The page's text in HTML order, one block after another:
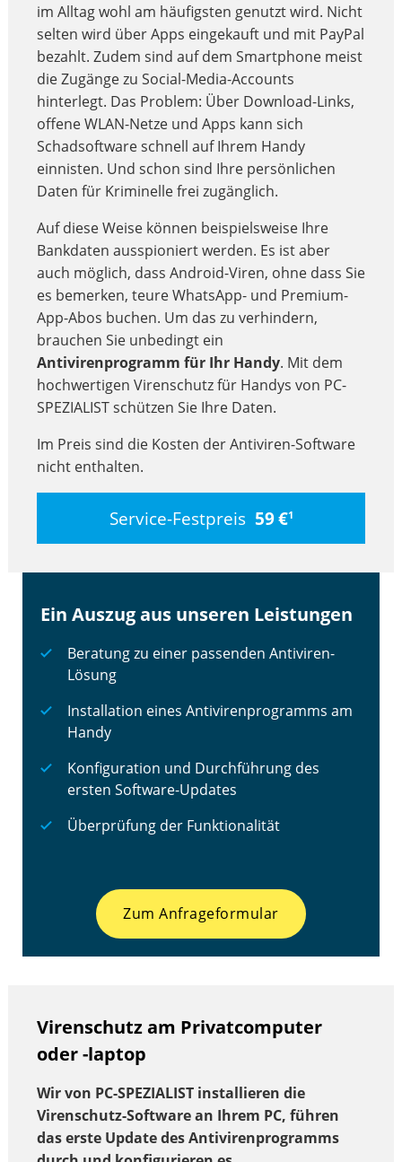
im Alltag wohl am häufigsten genutzt wird. Nicht
selten wird über Apps eingekauft und mit PayPal
bezahlt. Zudem sind auf dem Smartphone meist
die Zugänge zu Social-Media-Accounts
hinterlegt. Das Problem: Über Download-Links,
offene WLAN-Netze und Apps kann sich
Schadsoftware schnell auf Ihrem Handy
einnisten. Und schon sind Ihre persönlichen
Daten für Kriminelle frei zugänglich.
Auf diese Weise können beispielsweise Ihre
Bankdaten ausspioniert werden. Es ist aber
auch möglich, dass Android-Viren, ohne dass Sie
es bemerken, teure WhatsApp- und Premium-
App-Abos buchen. Um das zu verhindern,
brauchen Sie unbedingt ein
Antivirenprogramm für Ihr Handy. Mit dem
hochwertigen Virenschutz für Handys von PC-
SPEZIALIST schützen Sie Ihre Daten.
Im Preis sind die Kosten der Antiviren-Software
nicht enthalten.
Service-Festpreis 59 €1
Ein Auszug aus unseren Leistungen
Beratung zu einer passenden Antiviren-
Lösung
Installation eines Antivirenprogramms am
Handy
Konfiguration und Durchführung des
ersten Software-Updates
Überprüfung der Funktionalität
Zum Anfrageformular
Virenschutz am Privatcomputer
oder -laptop
Wir von PC-SPEZIALIST installieren die
Virenschutz-Software an Ihrem PC, führen
das erste Update des Antivirenprogramms